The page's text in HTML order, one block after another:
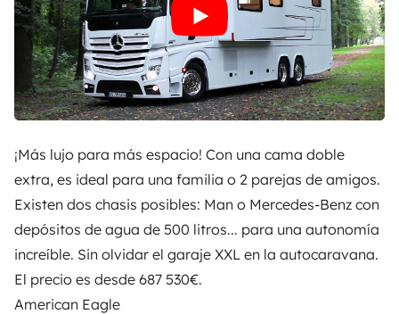
¡Más lujo para más espacio! Con una cama doble
extra, es ideal para una familia o 2 parejas de amigos.
Existen dos chasis posibles: Man o Mercedes-Benz con
depósitos de agua de 500 litros... para una autonomía
increíble. Sin olvidar el garaje XXL en la autocaravana.
El precio es desde 687 530€.
American Eagle